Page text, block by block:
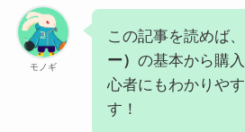
モノギ
この記事を読めば、
ー） の基本から購
心者にもわかりや
す！